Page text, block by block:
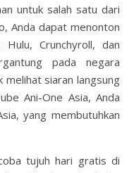
untuk salah satu dari
Anda dapat menonton
Hulu, Crunchyroll, dan
pada negara
melihat siaran langsung
Ani-One Asia, Anda
yang membutuhkan
tujuh hari gratis di